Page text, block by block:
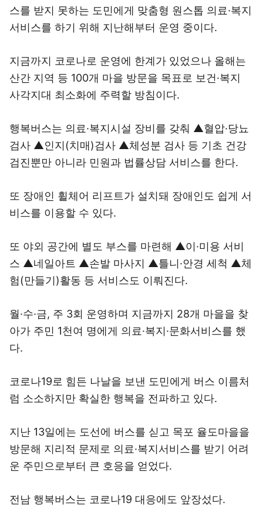
스를 받지 못하는 도민에게 맞춤형 원스톱 의료·복지
서비스를 하기 위해 지난해부터 운영 중이다.
지금까지 코로나로 운영에 한계가 있었으나 올해는
산간 지역 등 100개 마을 방문을 목표로 보건·복지
사각지대 최소화에 주력할 방침이다.
행복버스는 의료·복지시설 장비를 갖춰 ▲혈압·당뇨
검사 ▲인지(치매)검사 ▲체성분 검사 등 기초 건강
검진뿐만 아니라 민원과 법률상담 서비스를 한다.
또 장애인 휠체어 리프트가 설치돼 장애인도 쉽게 서
비스를 이용할 수 있다.
또 야외 공간에 별도 부스를 마련해 ▲이·미용 서비
스 ▲네일아트 ▲손발 마사지 ▲틀니·안경 세척 ▲체
험(만들기)활동 등 서비스도 이뤄진다.
월·수·금, 주 3회 운영하며 지금까지 28개 마을을 찾
아가 주민 1천여 명에게 의료·복지·문화서비스를 했
다.
코로나19로 힘든 나날을 보낸 도민에게 버스 이름처
럼 소소하지만 확실한 행복을 전파하고 있다.
지난 13일에는 도선에 버스를 싣고 목포 율도마을을
방문해 지리적 문제로 의료·복지서비스를 받기 어려
운 주민으로부터 큰 호응을 얻었다.
전남 행복버스는 코로나19 대응에도 앞장섰다.